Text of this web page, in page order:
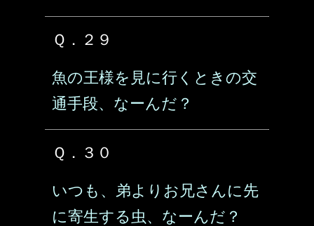
Ｑ．２９
魚の王様を見に行くときの交
通手段、なーんだ？
Ｑ．３０
いつも、弟よりお兄さんに先
に寄生する虫、なーんだ？